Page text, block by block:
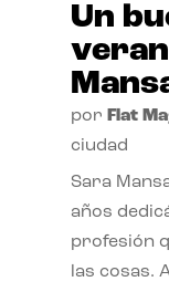
Un
por Flat
ciudad
Sara
años
profesión
las cosas.